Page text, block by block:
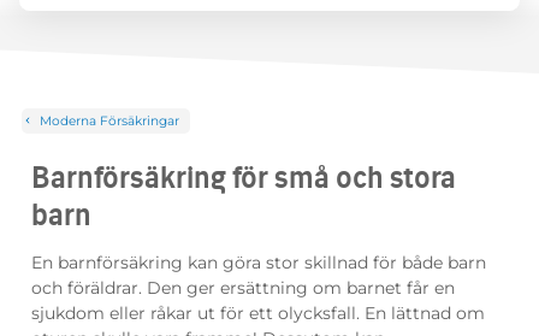
Moderna Försäkringar
Barnförsäkring för små och stora
barn
En barnförsäkring kan göra stor skillnad för både barn
och föräldrar. Den ger ersättning om barnet får en
sjukdom eller råkar ut för ett olycksfall. En lättnad om